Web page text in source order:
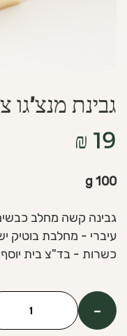
גבינת מנצ’גו
₪ 19
100 g
גבינה קשה מחלב כבשים 33% שומן בסגנון
עיברי - מחלבת בוטיק
כשרות - בד"צ בית יוסף
כמות-